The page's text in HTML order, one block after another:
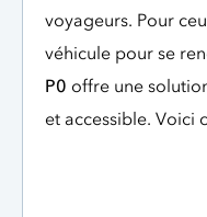
voyageurs. Pour
véhicule pour se
P0 offre une
et accessible. Voici